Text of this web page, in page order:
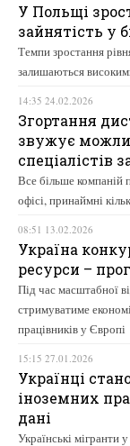
У Польщі
зайнятість у
Темпи зростання
залишаються
14:35 24.02.2026
Згортання
звужує
спеціалістів
Все більше компаній
офісі, принаймні
08:51 13.02.2026
Україна
ресурси –
Під час масштабної
стримуватиме
працівників у Європі
15:15 27.01.2026
Українці
іноземних
дані
Українські мігранти